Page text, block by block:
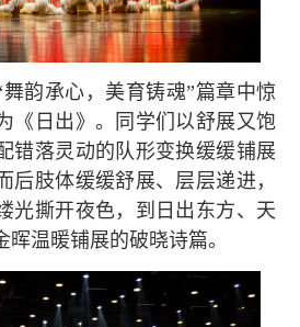
韵承心，美育铸魂”篇章中惊
《日出》。同学们以舒展又饱
错落灵动的队形变换缓缓铺展
后肢体缓缓舒展、层层递进，
光撕开夜色，到日出东方、天
温暖铺展的破晓诗篇。